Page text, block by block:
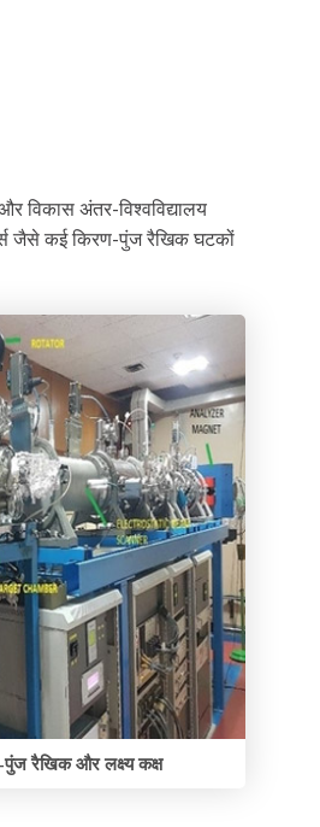
विकास अंतर-विश्वविद्यालय
जैसे कई किरण-पुंज रैखिक घटकों
रैखिक और लक्ष्य कक्ष